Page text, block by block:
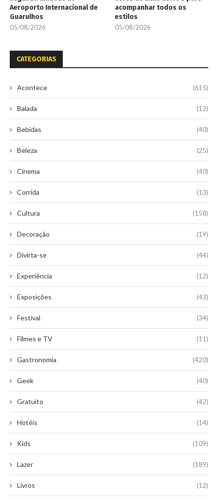
Aeroporto Internacional de
Guarulhos
05/08/2026
acompanhar todos os
estilos
05/08/2026
CATEGORIAS
Acontece (615)
Balada (12)
Bebidas (40)
Beleza (25)
Cinema (40)
Corrida (13)
Cultura (158)
Decoração (19)
Divirta-se (44)
Experiência (12)
Exposições (43)
Festival (34)
Filmes e TV (11)
Gastronomia (420)
Geek (40)
Gratuito (42)
Hotéis (14)
Kids (109)
Lazer (189)
Livros (12)